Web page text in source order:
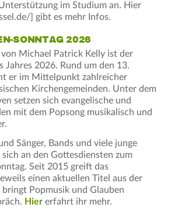
im Studium an. Hier
] gibt es mehr Infos.
SONNTAG 2026
von Michael Patrick Kelly ist der
Jahres 2026. Rund um den 13.
er im Mittelpunkt zahlreicher
Kirchengemeinden. Unter dem
setzen sich evangelische und
mit dem Popsong musikalisch und
Sänger, Bands und viele junge
an den Gottesdiensten zum
Seit 2015 greift das
einen aktuellen Titel aus der
Popmusik und Glauben
Hier erfahrt ihr mehr.